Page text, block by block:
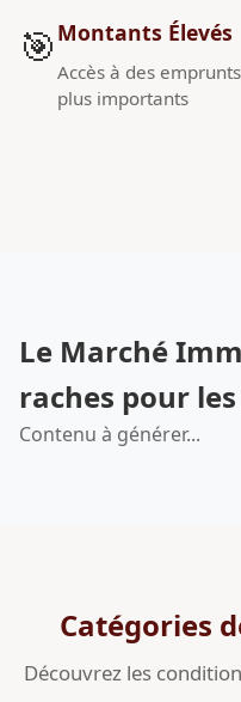
🎯 Montants Élevés
Accès à des emprunts
plus importants
Le Marché
raches pour
Contenu à générer...
Catégories
Découvrez les